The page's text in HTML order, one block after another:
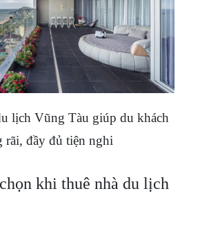
lịch Vũng Tàu giúp du khách
rãi, đầy đủ tiện nghi
khi thuê nhà du lịch